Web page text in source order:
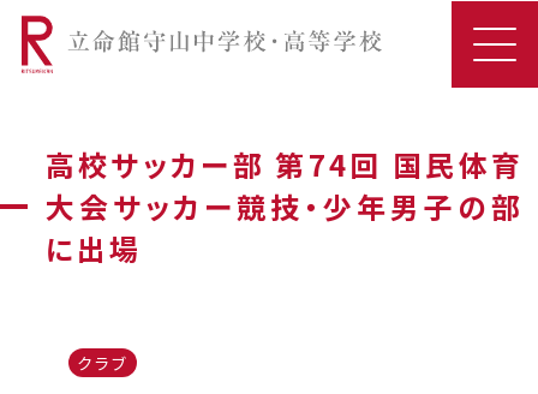
高校サッカー部 第74回 国民体育
大会サッカー競技・少年男子の部
に出場
クラブ